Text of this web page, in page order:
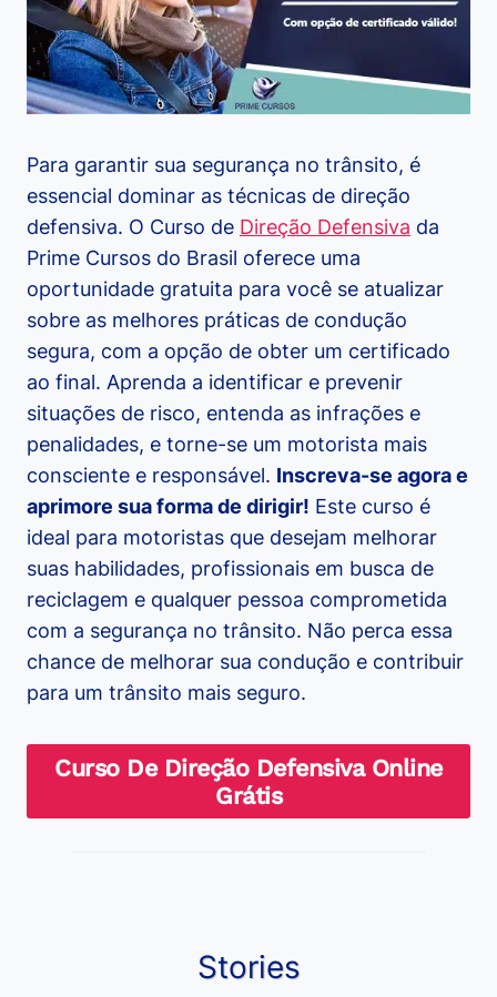
Para garantir sua segurança no trânsito, é
essencial dominar as técnicas de direção
defensiva. O Curso de Direção Defensiva da
Prime Cursos do Brasil oferece uma
oportunidade gratuita para você se atualizar
sobre as melhores práticas de condução
segura, com a opção de obter um certificado
ao final. Aprenda a identificar e prevenir
situações de risco, entenda as infrações e
penalidades, e torne-se um motorista mais
consciente e responsável. Inscreva-se agora e
aprimore sua forma de dirigir! Este curso é
ideal para motoristas que desejam melhorar
suas habilidades, profissionais em busca de
reciclagem e qualquer pessoa comprometida
com a segurança no trânsito. Não perca essa
chance de melhorar sua condução e contribuir
para um trânsito mais seguro.
Curso De Direção Defensiva Online
Grátis
Stories